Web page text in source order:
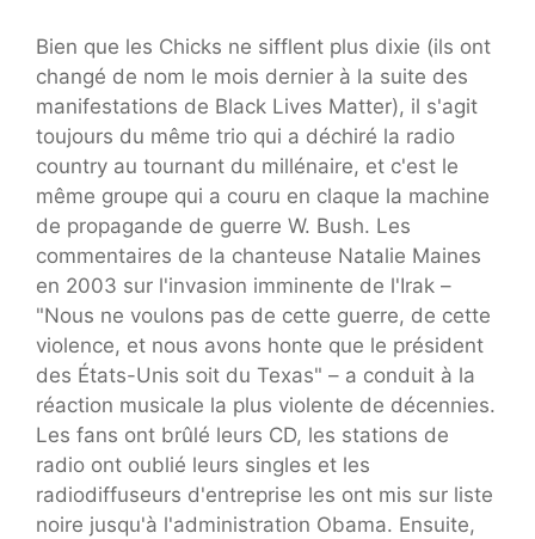
Bien que les Chicks ne sifflent plus dixie (ils ont
changé de nom le mois dernier à la suite des
manifestations de Black Lives Matter), il s'agit
toujours du même trio qui a déchiré la radio
country au tournant du millénaire, et c'est le
même groupe qui a couru en claque la machine
de propagande de guerre W. Bush. Les
commentaires de la chanteuse Natalie Maines
en 2003 sur l'invasion imminente de l'Irak –
"Nous ne voulons pas de cette guerre, de cette
violence, et nous avons honte que le président
des États-Unis soit du Texas" – a conduit à la
réaction musicale la plus violente de décennies.
Les fans ont brûlé leurs CD, les stations de
radio ont oublié leurs singles et les
radiodiffuseurs d'entreprise les ont mis sur liste
noire jusqu'à l'administration Obama. Ensuite,